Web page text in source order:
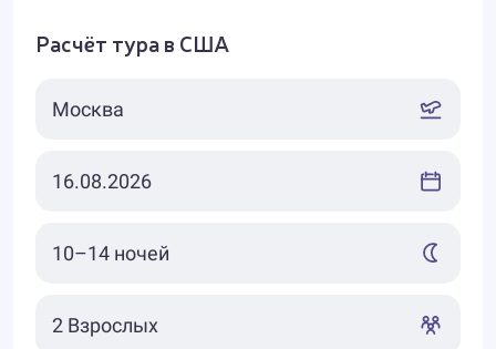
Расчёт тура в США